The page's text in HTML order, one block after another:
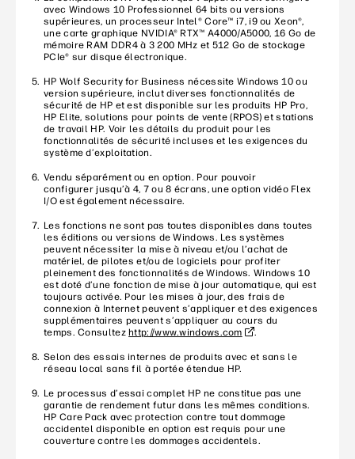
avec Windows 10 Professionnel 64 bits ou versions
supérieures, un processeur Intel® Core™ i7, i9 ou Xeon®,
une carte graphique NVIDIA® RTX™ A4000/A5000, 16 Go de
mémoire RAM DDR4 à 3 200 MHz et 512 Go de stockage
PCIe® sur disque électronique.
HP Wolf Security for Business nécessite Windows 10 ou
version supérieure, inclut diverses fonctionnalités de
sécurité de HP et est disponible sur les produits HP Pro,
HP Elite, solutions pour points de vente (RPOS) et stations
de travail HP. Voir les détails du produit pour les
fonctionnalités de sécurité incluses et les exigences du
système d’exploitation.
Vendu séparément ou en option. Pour pouvoir
configurer jusqu’à 4, 7 ou 8 écrans, une option vidéo Flex
I/O est également nécessaire.
Les fonctions ne sont pas toutes disponibles dans toutes
les éditions ou versions de Windows. Les systèmes
peuvent nécessiter la mise à niveau et/ou l’achat de
matériel, de pilotes et/ou de logiciels pour profiter
pleinement des fonctionnalités de Windows. Windows 10
est doté d’une fonction de mise à jour automatique, qui est
toujours activée. Pour les mises à jour, des frais de
connexion à Internet peuvent s’appliquer et des exigences
supplémentaires peuvent s’appliquer au cours du
temps. Consultez http://www.windows.com .
Selon des essais internes de produits avec et sans le
réseau local sans fil à portée étendue HP.
Le processus d’essai complet HP ne constitue pas une
garantie de rendement futur dans les mêmes conditions.
HP Care Pack avec protection contre tout dommage
accidentel disponible en option est requis pour une
couverture contre les dommages accidentels.